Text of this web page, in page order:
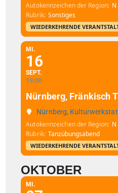
Autokennzeichen der Region N
Rubrik Sonstiges
WIEDERKEHRENDE
MI.
16
SEPT.
19:00
Nürnberg, Fränkisch
Nürnberg,
Autokennzeichen der Region N
Rubrik Tanzübungsabend
WIEDERKEHRENDE
OKTOBER
MI.